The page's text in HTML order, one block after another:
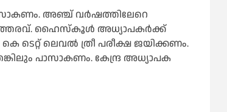
അഞ്ച് വർഷത്തിലേറെ
ഉത്തരവ്. ഹൈസ്കൂള്‍ അധ്യാപകർക്ക്
ടെറ്റ് ലെവല്‍ ത്രീ പരീക്ഷ ജയിക്കണം.
പാസാകണം. കേന്ദ്ര അധ്യാപക